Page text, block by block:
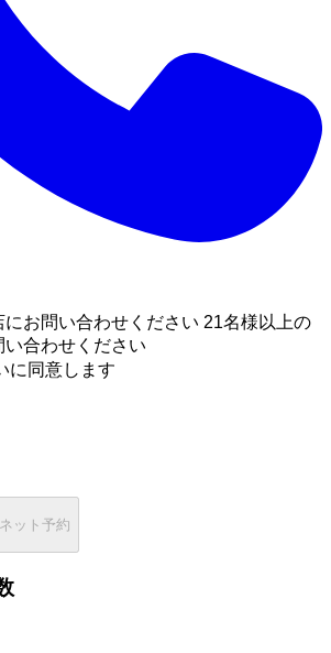
お問い合わせください 21名様以上の
合わせください
に同意します
ット予約